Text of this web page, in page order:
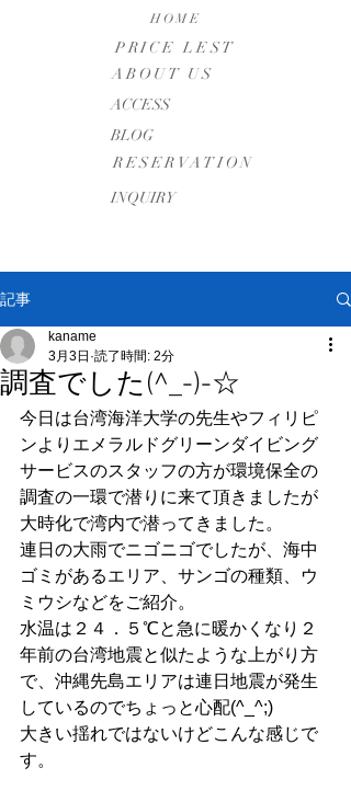
HOME
PRICE LEST
ABOUT US
​ACCESS
BLOG
RESERVATION
INQUIRY
記事
調査でした(^_-)-☆
kaname
3月3日 読了時間: 2分
今日は台湾海洋大学の先生やフィリピ
ンよりエメラルドグリーンダイビング
サービスのスタッフの方が環境保全の
調査の一環で潜りに来て頂きましたが
大時化で湾内で潜ってきました。
連日の大雨でニゴニゴでしたが、海中
ゴミがあるエリア、サンゴの種類、ウ
ミウシなどをご紹介。
水温は２４．５℃と急に暖かくなり２
年前の台湾地震と似たような上がり方
で、沖縄先島エリアは連日地震が発生
しているのでちょっと心配(^_^;)
大きい揺れではないけどこんな感じで
す。